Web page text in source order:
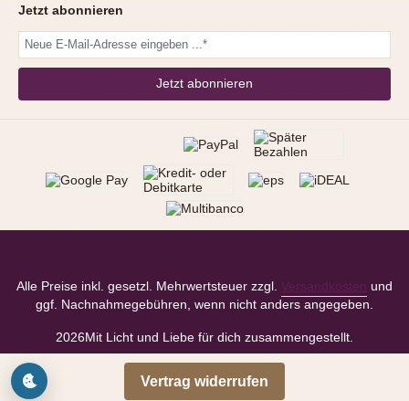
Jetzt abonnieren
Jetzt abonnieren
Alle Preise inkl. gesetzl. Mehrwertsteuer zzgl. Versandkosten
und
ggf. Nachnahmegebühren, wenn nicht anders angegeben.
2026Mit Licht und Liebe für dich zusammengestellt.
Vertrag widerrufen